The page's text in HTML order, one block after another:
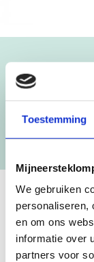
Toestemming
We gebruiken
personaliseren,
en om ons
informatie over
partners voor
Blijf op de
[mc4wp_form